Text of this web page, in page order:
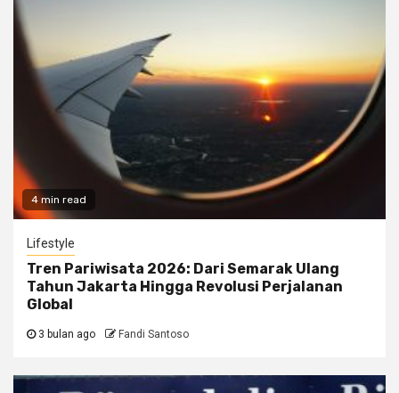
4 min read
Lifestyle
Tren Pariwisata 2026: Dari Semarak Ulang
Tahun Jakarta Hingga Revolusi Perjalanan
Global
3 bulan ago Fandi Santoso